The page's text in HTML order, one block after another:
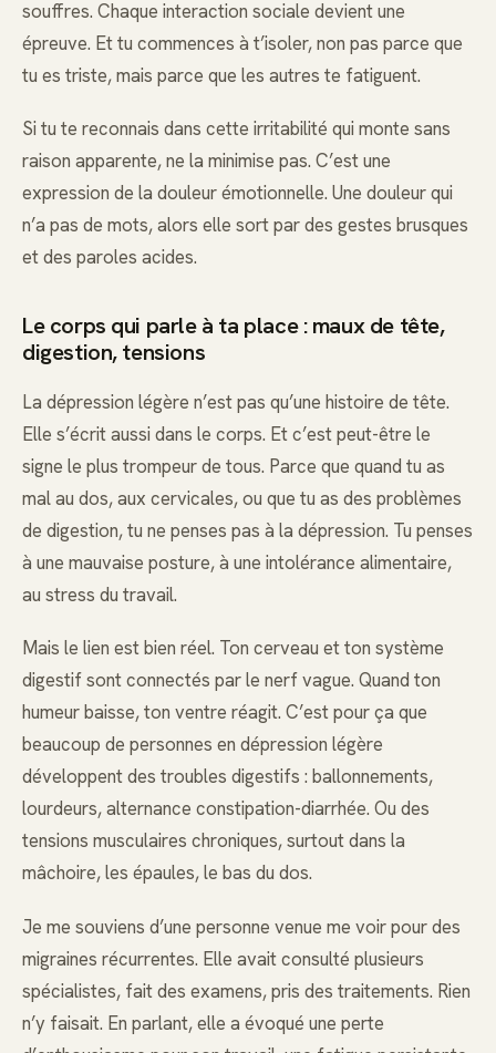
souffres. Chaque interaction sociale devient une
épreuve. Et tu commences à t’isoler, non pas parce que
tu es triste, mais parce que les autres te fatiguent.
Si tu te reconnais dans cette irritabilité qui monte sans
raison apparente, ne la minimise pas. C’est une
expression de la douleur émotionnelle. Une douleur qui
n’a pas de mots, alors elle sort par des gestes brusques
et des paroles acides.
Le corps qui parle à ta place : maux de tête,
digestion, tensions
La dépression légère n’est pas qu’une histoire de tête.
Elle s’écrit aussi dans le corps. Et c’est peut-être le
signe le plus trompeur de tous. Parce que quand tu as
mal au dos, aux cervicales, ou que tu as des problèmes
de digestion, tu ne penses pas à la dépression. Tu penses
à une mauvaise posture, à une intolérance alimentaire,
au stress du travail.
Mais le lien est bien réel. Ton cerveau et ton système
digestif sont connectés par le nerf vague. Quand ton
humeur baisse, ton ventre réagit. C’est pour ça que
beaucoup de personnes en dépression légère
développent des troubles digestifs : ballonnements,
lourdeurs, alternance constipation-diarrhée. Ou des
tensions musculaires chroniques, surtout dans la
mâchoire, les épaules, le bas du dos.
Je me souviens d’une personne venue me voir pour des
migraines récurrentes. Elle avait consulté plusieurs
spécialistes, fait des examens, pris des traitements. Rien
n’y faisait. En parlant, elle a évoqué une perte